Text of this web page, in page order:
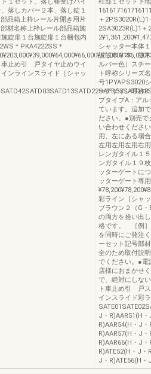
落しカバー２本、落し錠１
品箱上枠レール片開き用片
材名称上枠レール部品箱施
錠扉１台施錠扉１台梱包内
＊PKA4222SS＊
車止め引 戸タイヤ止めウイ
ンラインスライド［シャッ
＋
2SA3023R(L)1＋
シャッター本体
説笠木３本、笠
ルバー色）スチ
ト呼称シリーズ
号1PYAPS3020
ーデザイン呼称
プタイプA：ア
ています。追加
ださい。●別売で
い合わせくださ
用、左にある場
左用左用左用右
レンガタイル１
ンガタイル１９
ッターゲートに
ッターゲート専
彩ライン［シャ
ブラウン２（G
の両方を拾い出
格です。 ［例］
を同時にご発注
ーセット記号部
全のため取付説
でください。●電
店様におまかせ
で、絶対にしな
ト車止め引 戸
インスライド彩
J・R)AAR51(H
R)AAR54(H・J
R)AAR57(H・J
R)AAR66(H・J
R)ATE52(H・J・
J・R)ATE56(H・